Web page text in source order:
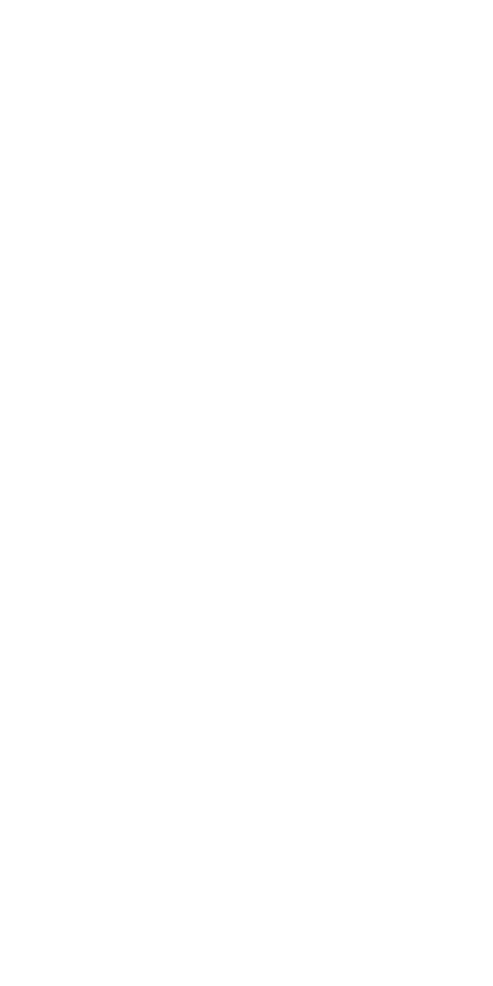
き作成されるも
をご了承くださ
御機器販売店・
ようお願いしま
」に記載されて
1000ppm以下、
下、フタル酸ジブチ
はありません。
品に未対応品が
年1月12日よ
ない年数を意
要な手段を講じ
、取り引きをい
ムロン制御